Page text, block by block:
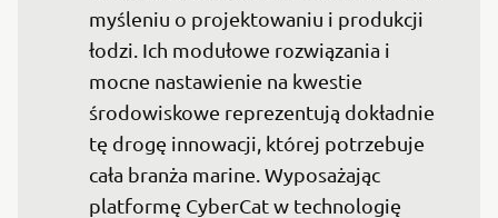
myśleniu o projektowaniu i produkcji
łodzi. Ich modułowe rozwiązania i
mocne nastawienie na kwestie
środowiskowe reprezentują dokładnie
tę drogę innowacji, której potrzebuje
cała branża marine. Wyposażając
platformę CyberCat w technologię